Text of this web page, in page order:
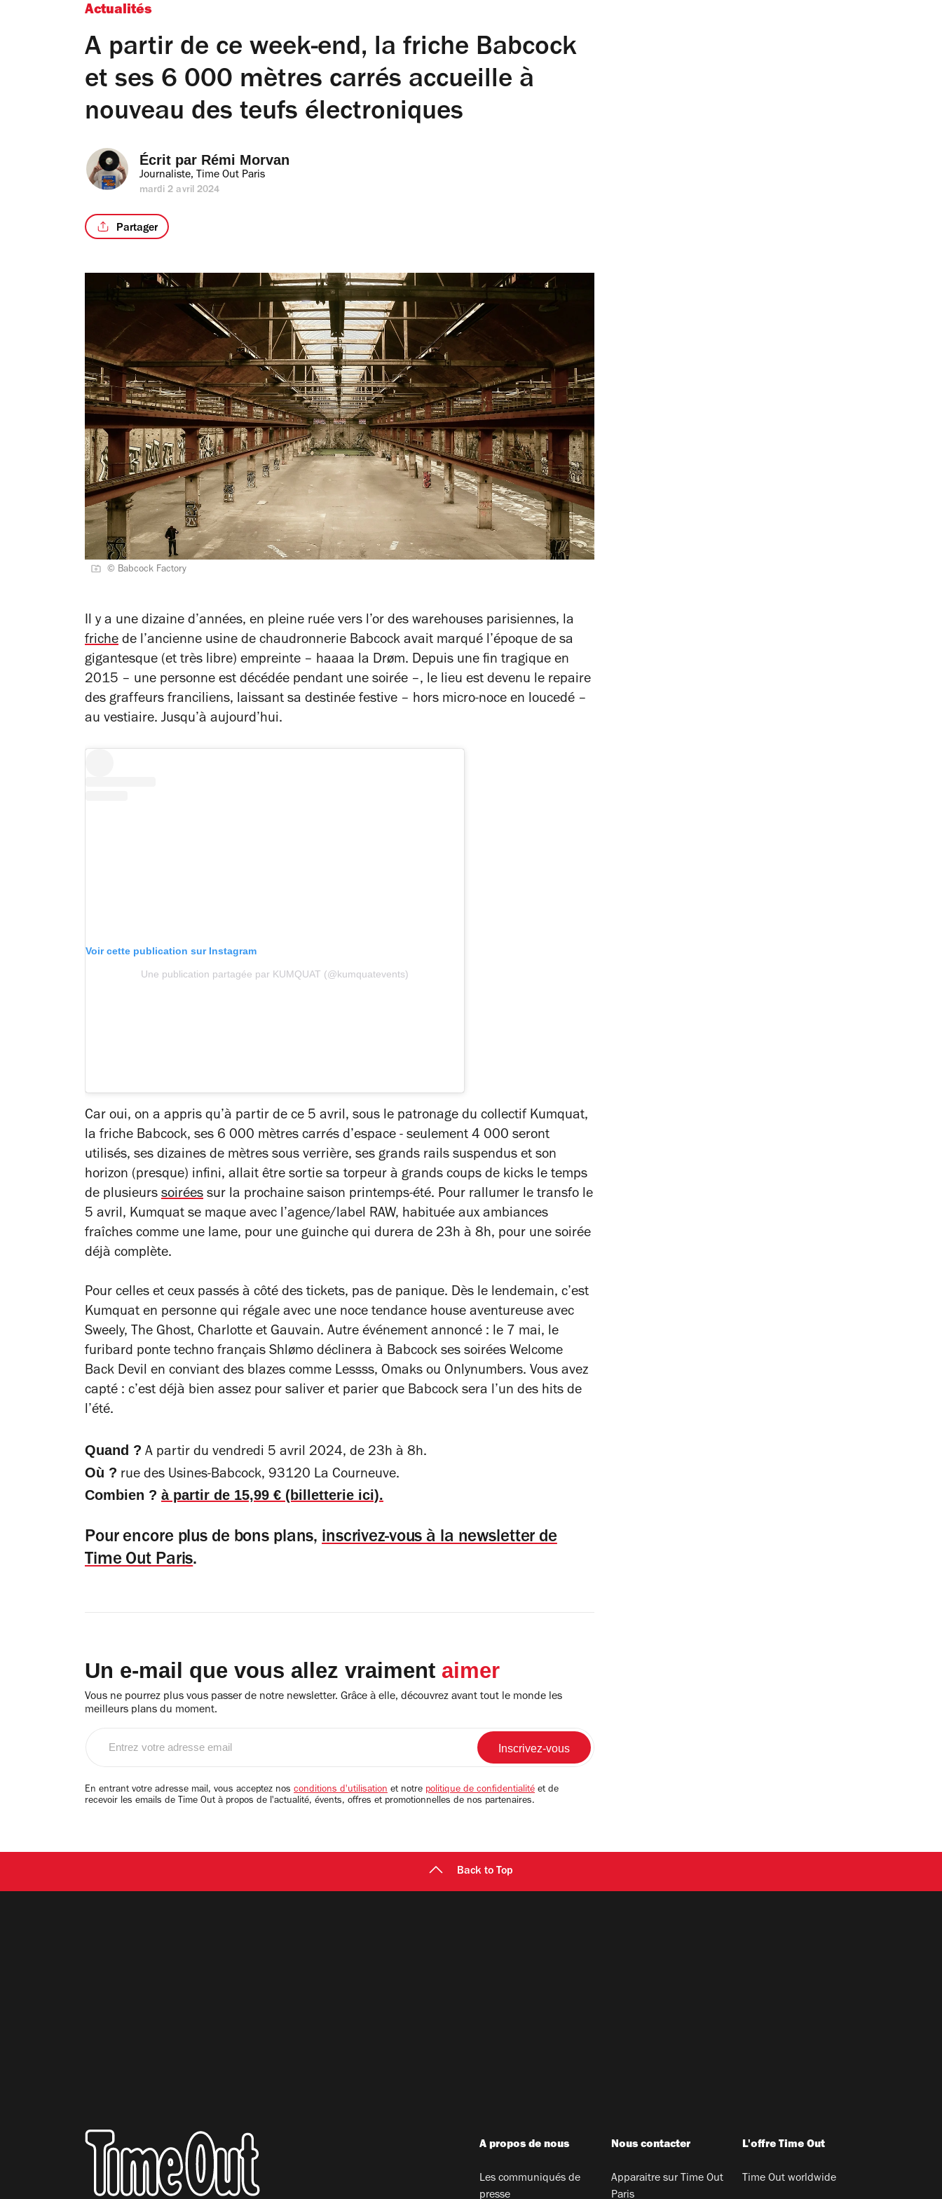
Actualités
A partir de ce week-end, la friche Babcock
et ses 6 000 mètres carrés accueille à
nouveau des teufs électroniques
Écrit par Rémi Morvan
Journaliste, Time Out Paris
mardi 2 avril 2024
Partager
© Babcock Factory
Il y a une dizaine d’années, en pleine ruée vers l’or des warehouses parisiennes, la
friche de l’ancienne usine de chaudronnerie Babcock avait marqué l’époque de sa
gigantesque (et très libre) empreinte – haaaa la Drøm. Depuis une fin tragique en
2015 – une personne est décédée pendant une soirée –, le lieu est devenu le repaire
des graffeurs franciliens, laissant sa destinée festive – hors micro-noce en loucedé –
au vestiaire. Jusqu’à aujourd’hui.
Voir cette publication sur Instagram
Une publication partagée par KUMQUAT (@kumquatevents)
Car oui, on a appris qu’à partir de ce 5 avril, sous le patronage du collectif Kumquat,
la friche Babcock, ses 6 000 mètres carrés d’espace - seulement 4 000 seront
utilisés, ses dizaines de mètres sous verrière, ses grands rails suspendus et son
horizon (presque) infini, allait être sortie sa torpeur à grands coups de kicks le temps
de plusieurs soirées sur la prochaine saison printemps-été. Pour rallumer le transfo le
5 avril, Kumquat se maque avec l’agence/label RAW, habituée aux ambiances
fraîches comme une lame, pour une guinche qui durera de 23h à 8h, pour une soirée
déjà complète.
Pour celles et ceux passés à côté des tickets, pas de panique. Dès le lendemain, c’est
Kumquat en personne qui régale avec une noce tendance house aventureuse avec
Sweely, The Ghost, Charlotte et Gauvain. Autre événement annoncé : le 7 mai, le
furibard ponte techno français Shlømo déclinera à Babcock ses soirées Welcome
Back Devil en conviant des blazes comme Lessss, Omaks ou Onlynumbers. Vous avez
capté : c’est déjà bien assez pour saliver et parier que Babcock sera l’un des hits de
l’été.
Quand ? A partir du vendredi 5 avril 2024, de 23h à 8h.
Où ? rue des Usines-Babcock, 93120 La Courneuve.
Combien ? à partir de 15,99 € (billetterie ici).
Pour encore plus de bons plans, inscrivez-vous à la newsletter de
Time Out Paris.
Un e-mail que vous allez vraiment aimer
Vous ne pourrez plus vous passer de notre newsletter. Grâce à elle, découvrez avant tout le monde les
meilleurs plans du moment.
email
En entrant votre adresse mail, vous acceptez nos conditions d'utilisation et notre politique de confidentialité et de
recevoir les emails de Time Out à propos de l'actualité, évents, offres et promotionnelles de nos partenaires.
Back to Top
A propos de nous
Les communiqués de
presse
Nous contacter
Apparaitre sur Time Out
Paris
L'offre Time Out
Time Out worldwide